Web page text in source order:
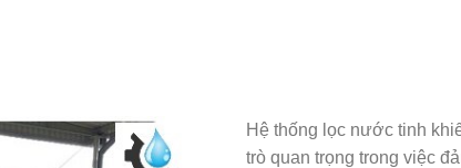
Hệ thống lọc nước tinh
trò quan trọng trong việc